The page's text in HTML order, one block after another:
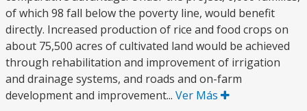
of which 98 fall below the poverty line, would benefit
directly. Increased production of rice and food crops on
about 75,500 acres of cultivated land would be achieved
through rehabilitation and improvement of irrigation
and drainage systems, and roads and on-farm
development and improvement... Ver Más